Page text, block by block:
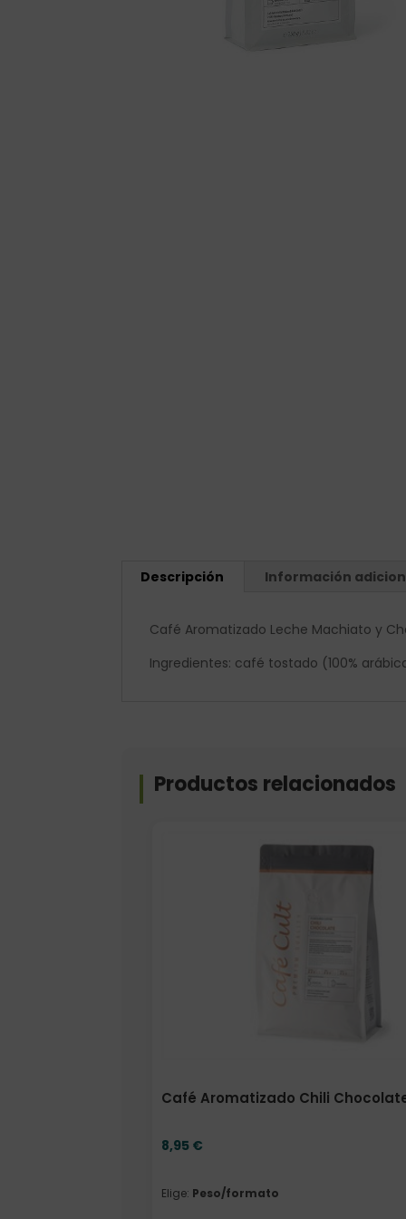
Descripción Información
Café Aromatizado Leche Machiato y
Ingredientes: café tostado (100%
Productos relacionados
Café Aromatizado Chili
8,95 €
Elige: Peso/formato
Elige: Peso/formato